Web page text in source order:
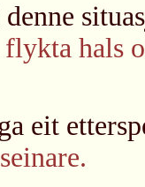
hals
eit